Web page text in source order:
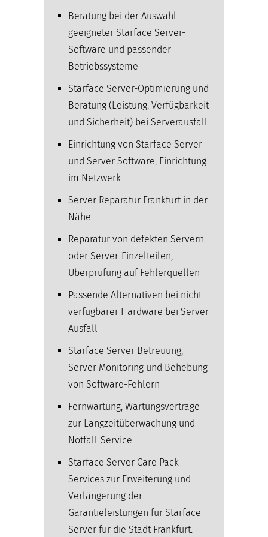
Beratung bei der Auswahl
geeigneter Starface Server-
Software und passender
Betriebssysteme
Starface Server-Optimierung und
Beratung (Leistung, Verfügbarkeit
und Sicherheit) bei Serverausfall
Einrichtung von Starface Server
und Server-Software, Einrichtung
im Netzwerk
Server Reparatur Frankfurt in der
Nähe
Reparatur von defekten Servern
oder Server-Einzelteilen,
Überprüfung auf Fehlerquellen
Passende Alternativen bei nicht
verfügbarer Hardware bei Server
Ausfall
Starface Server Betreuung,
Server Monitoring und Behebung
von Software-Fehlern
Fernwartung, Wartungsverträge
zur Langzeitüberwachung und
Notfall-Service
Starface Server Care Pack
Services zur Erweiterung und
Verlängerung der
Garantieleistungen für Starface
Server für die Stadt Frankfurt.